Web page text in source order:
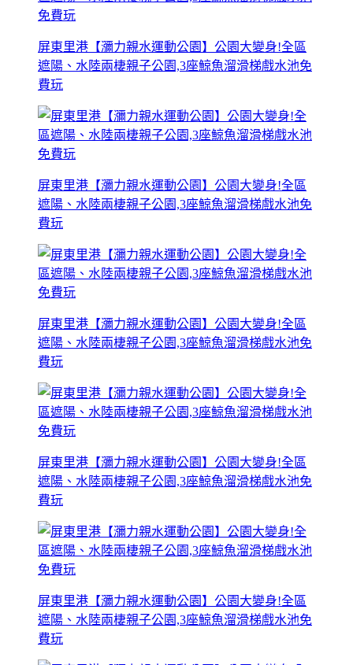
屏東里港【瀰力親水運動公園】公園大變身!全區
遮陽、水陸兩棲親子公園,3座鯨魚溜滑梯戲水池免
費玩
屏東里港【瀰力親水運動公園】公園大變身!全區
遮陽、水陸兩棲親子公園,3座鯨魚溜滑梯戲水池免
費玩
屏東里港【瀰力親水運動公園】公園大變身!全區
遮陽、水陸兩棲親子公園,3座鯨魚溜滑梯戲水池免
費玩
屏東里港【瀰力親水運動公園】公園大變身!全區
遮陽、水陸兩棲親子公園,3座鯨魚溜滑梯戲水池免
費玩
屏東里港【瀰力親水運動公園】公園大變身!全區
遮陽、水陸兩棲親子公園,3座鯨魚溜滑梯戲水池免
費玩